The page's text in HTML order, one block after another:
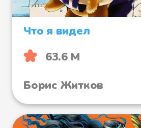
Что я видел
63.6 М
Борис Житков